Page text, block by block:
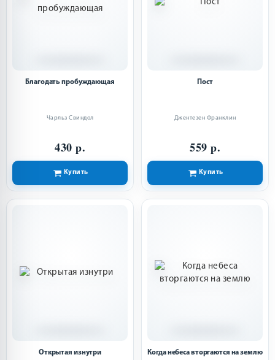
Благодать пробуждающая
Чарльз Свиндол
430 р.
Купить
Пост
Джентезен Франклин
559 р.
Купить
Открытая изнутри Когда небеса вторгаются на землю